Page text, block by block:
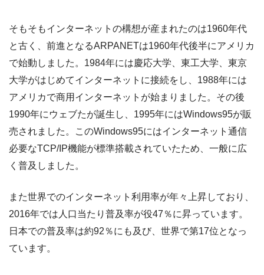
そもそもインターネットの構想が産まれたのは1960年代
と古く、前進となるARPANETは1960年代後半にアメリカ
で始動しました。1984年には慶応大学、東工大学、東京
大学がはじめてインターネットに接続をし、1988年には
アメリカで商用インターネットが始まりました。その後
1990年にウェブたが誕生し、1995年にはWindows95が販
売されました。このWindows95にはインターネット通信
必要なTCP/IP機能が標準搭載されていたため、一般に広
く普及しました。
また世界でのインターネット利用率が年々上昇しており、
2016年では人口当たり普及率が役47％に昇っています。
日本での普及率は約92％にも及び、世界で第17位となっ
ています。